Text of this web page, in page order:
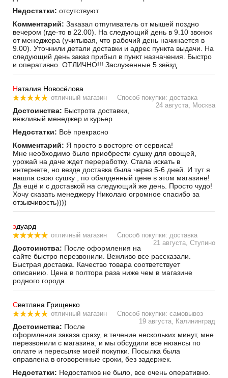
Недостатки: отсутствуют
Комментарий: Заказал отпугиватель от мышей поздно
вечером (где-то в 22.00). На следующий день в 9.10 звонок
от менеджера (учитывая, что рабочий день начинается в
9.00). Уточнили детали доставки и адрес пункта выдачи. На
следующий день заказ прибыл в пункт назначения. Быстро
и оперативно. ОТЛИЧНО!!! Заслуженные 5 звёзд.
Наталия Новосёлова
отличный магазин
Способ покупки: доставка
24 августа, Москва
Достоинства: Быстрота доставки,
вежливый менеджер и курьер
Недостатки: Всё прекрасно
Комментарий: Я просто в восторге от сервиса!
Мне необходимо было приобрести сушку для овощей,
урожай на даче ждет переработку. Стала искать в
интернете, но везде доставка была через 5-6 дней. И тут я
нашла свою сушку , по обалденный цене в этом магазине!
Да ещё и с доставкой на следующий же день. Просто чудо!
Хочу сказать менеджеру Николаю огромное спасибо за
отзывчивость))))
эдуард
отличный магазин
Способ покупки: доставка
21 августа, Ступино
Достоинства: После оформления на
сайте быстро перезвонили. Вежливо все рассказали.
Быстрая доставка. Качество товара соответствует
описанию. Цена в полтора раза ниже чем в магазине
родного города.
Светлана Грищенко
отличный магазин
Способ покупки: самовывоз
19 августа, Калининград
Достоинства: После
оформления заказа сразу, в течение нескольких минут, мне
перезвонили с магазина, и мы обсудили все нюансы по
оплате и пересылке моей покупки. Посылка была
оправлена в оговоренные сроки, без задержек.
Недостатки: Недостатков не было, все очень оперативно.